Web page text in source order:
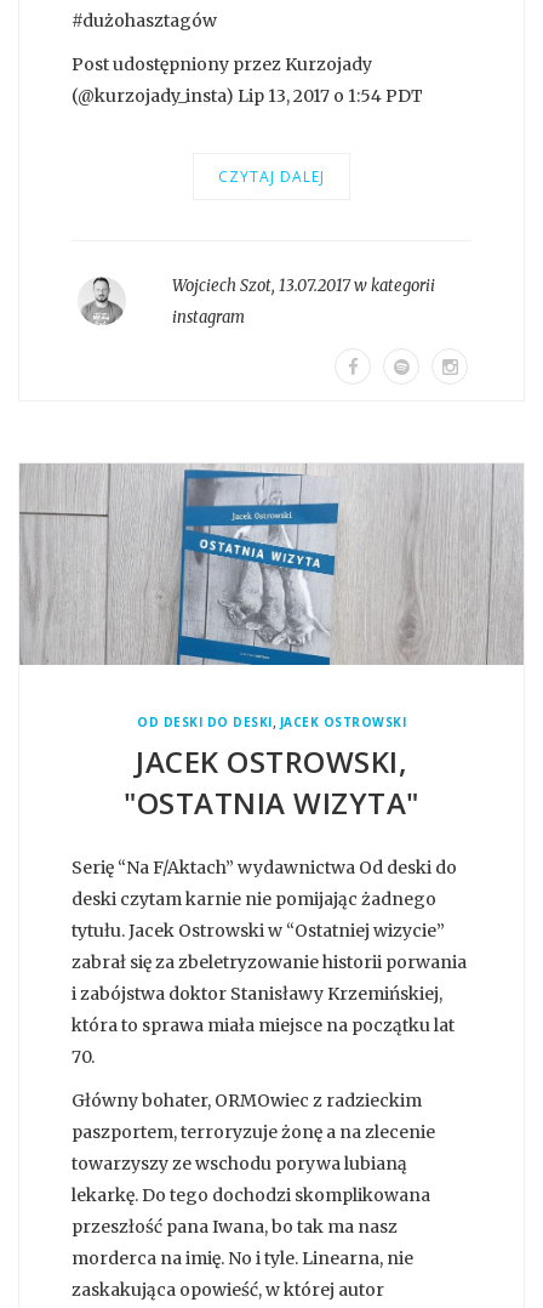
#dużohasztagów
Post udostępniony przez Kurzojady
(@kurzojady_insta) Lip 13, 2017 o 1:54 PDT
CZYTAJ DALEJ
Wojciech Szot, 13.07.2017 w kategorii
instagram
OD DESKI DO DESKI, JACEK OSTROWSKI
JACEK OSTROWSKI,
"OSTATNIA WIZYTA"
Serię “Na F/Aktach” wydawnictwa Od deski do
deski czytam karnie nie pomijając żadnego
tytułu. Jacek Ostrowski w “Ostatniej wizycie”
zabrał się za zbeletryzowanie historii porwania
i zabójstwa doktor Stanisławy Krzemińskiej,
która to sprawa miała miejsce na początku lat
70.
Główny bohater, ORMOwiec z radzieckim
paszportem, terroryzuje żonę a na zlecenie
towarzyszy ze wschodu porywa lubianą
lekarkę. Do tego dochodzi skomplikowana
przeszłość pana Iwana, bo tak ma nasz
morderca na imię. No i tyle. Linearna, nie
zaskakująca opowieść, w której autor